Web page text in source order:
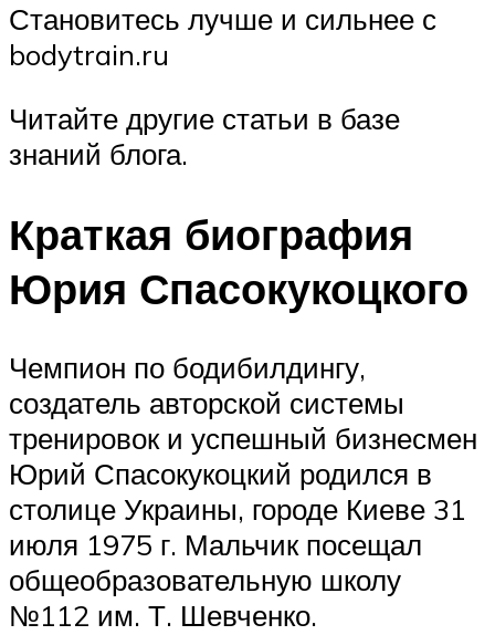
Становитесь лучше и сильнее с
bodytrain.ru
Читайте другие статьи в базе
знаний блога.
Краткая биография
Юрия Спасокукоцкого
Чемпион по бодибилдингу,
создатель авторской системы
тренировок и успешный бизнесмен
Юрий Спасокукоцкий родился в
столице Украины, городе Киеве 31
июля 1975 г. Мальчик посещал
общеобразовательную школу
№112 им. Т. Шевченко.